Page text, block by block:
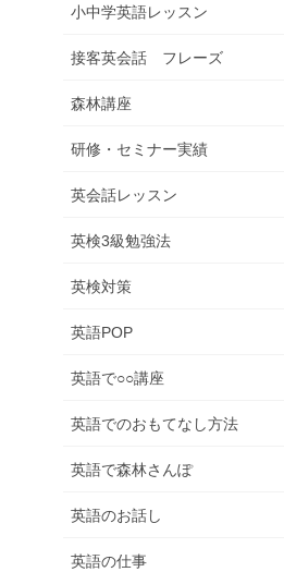
小中学英語レッスン
接客英会話 フレーズ
森林講座
研修・セミナー実績
英会話レッスン
英検3級勉強法
英検対策
英語POP
英語で○○講座
英語でのおもてなし方法
英語で森林さんぽ
英語のお話し
英語の仕事